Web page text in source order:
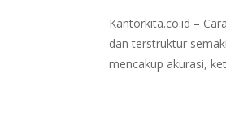
Kantorkita.co.id –
dan terstruktur
mencakup akurasi,